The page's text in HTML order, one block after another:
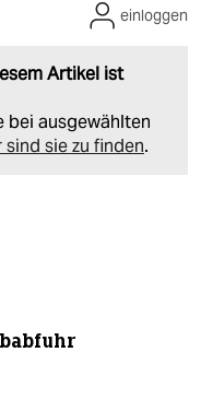
Artikel ist
bei ausgewählten
sind sie zu finden.
einloggen